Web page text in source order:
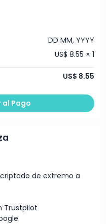
DD MM, YYYY
US$ 8.55 × 1
US$ 8.55
al Pago
de extremo a
Trustpilot